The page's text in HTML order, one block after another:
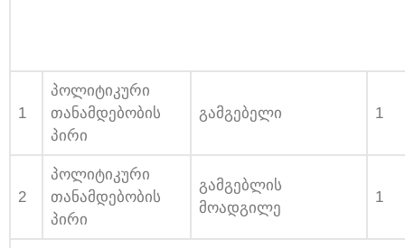
1
პოლიტიკური
თანამდებობის
პირი
გამგებელი 1
2
პოლიტიკური
თანამდებობის
პირი
გამგებლის
მოადგილე
1